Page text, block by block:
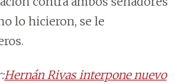
lo hicieron, se le
Hernán Rivas interpone nuevo